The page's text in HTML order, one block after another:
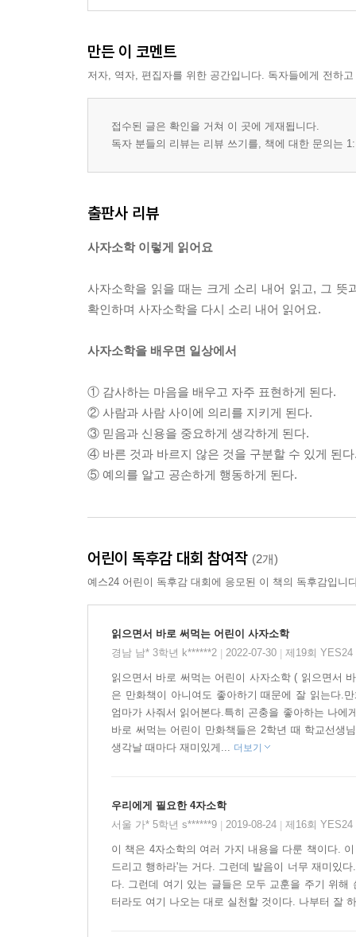
만든 이 코멘트
저자, 역자, 편집자를 위한 공간입니다. 독자들에게 전하
접수된 글은 확인을 거쳐 이 곳에 게재됩니다.
독자 분들의 리뷰는 리뷰 쓰기를, 책에 대한 문의는
출판사 리뷰
사자소학 이렇게 읽어요
사자소학을 읽을 때는 크게 소리 내어 읽고, 그
확인하며 사자소학을 다시 소리 내어 읽어요.
사자소학을 배우면 일상에서
① 감사하는 마음을 배우고 자주 표현하게 된다.
② 사람과 사람 사이에 의리를 지키게 된다.
③ 믿음과 신용을 중요하게 생각하게 된다.
④ 바른 것과 바르지 않은 것을 구분할 수 있게 된
⑤ 예의를 알고 공손하게 행동하게 된다.
어린이 독후감 대회 참여작 (2개)
예스24 어린이 독후감 대회에 응모된 이 책의 독후감입니
읽으면서 바로 써먹는 어린이 사자소학
경남 남* 3학년 k******2
2022-07-30 제19회
읽으면서 바로 써먹는 어린이 사자소학 ( 읽으면서
은 만화책이 아니여도 좋아하기 때문에 잘 읽는다.
엄마가 사줘서 읽어본다.특히 곤충을 좋아하는 나에
바로 써먹는 어린이 만화책들은 2학년 때 학교선생
생각날 때마다 재미있게... 더보기
우리에게 필요한 4자소학
서울 가* 5학년 s******9
2019-08-24 제16회
이 책은 4자소학의 여러 가지 내용을 다룬 책이다.
드리고 행하라'는 거다. 그런데 발음이 너무 재미있
다. 그런데 여기 있는 글들은 모두 교훈을 주기 위
터라도 여기 나오는 대로 실천할 것이다. 나부터 잘